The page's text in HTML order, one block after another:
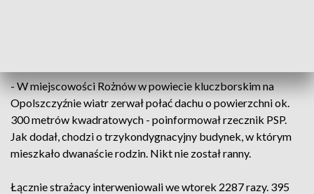
- W miejscowości Rożnów w powiecie kluczborskim na
Opolszczyźnie wiatr zerwał połać dachu o powierzchni ok.
300 metrów kwadratowych - poinformował rzecznik PSP.
Jak dodał, chodzi o trzykondygnacyjny budynek, w którym
mieszkało dwanaście rodzin. Nikt nie został ranny.
Łącznie strażacy interweniowali we wtorek 2287 razy. 395